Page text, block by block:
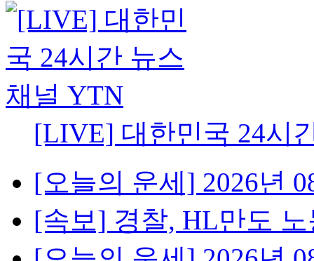
[LIVE] 대한민국 24시
[오늘의 운세] 2026년
[속보] 경찰, HL만도